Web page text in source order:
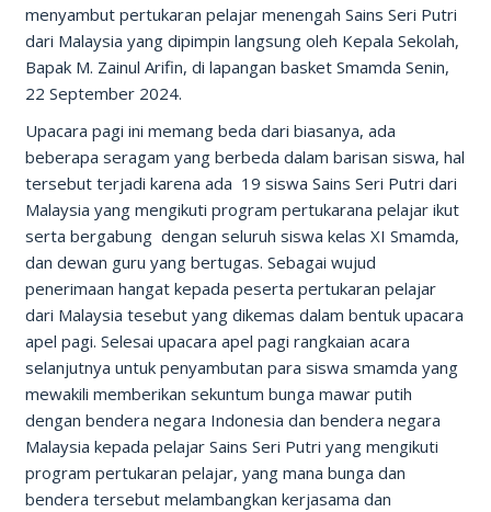
menyambut pertukaran pelajar menengah Sains Seri Putri
dari Malaysia yang dipimpin langsung oleh Kepala Sekolah,
Bapak M. Zainul Arifin, di lapangan basket Smamda Senin,
22 September 2024.
Upacara pagi ini memang beda dari biasanya, ada
beberapa seragam yang berbeda dalam barisan siswa, hal
tersebut terjadi karena ada 19 siswa Sains Seri Putri dari
Malaysia yang mengikuti program pertukarana pelajar ikut
serta bergabung dengan seluruh siswa kelas XI Smamda,
dan dewan guru yang bertugas. Sebagai wujud
penerimaan hangat kepada peserta pertukaran pelajar
dari Malaysia tesebut yang dikemas dalam bentuk upacara
apel pagi. Selesai upacara apel pagi rangkaian acara
selanjutnya untuk penyambutan para siswa smamda yang
mewakili memberikan sekuntum bunga mawar putih
dengan bendera negara Indonesia dan bendera negara
Malaysia kepada pelajar Sains Seri Putri yang mengikuti
program pertukaran pelajar, yang mana bunga dan
bendera tersebut melambangkan kerjasama dan